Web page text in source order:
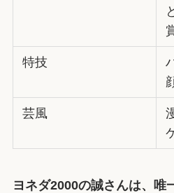
特技
芸風
ヨネダ2000の誠さんは、唯